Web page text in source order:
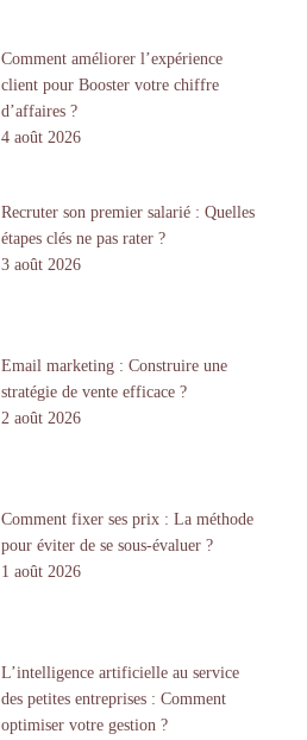
Comment améliorer l’expérience
client pour Booster votre chiffre
d’affaires ?
4 août 2026
Recruter son premier salarié : Quelles
étapes clés ne pas rater ?
3 août 2026
Email marketing : Construire une
stratégie de vente efficace ?
2 août 2026
Comment fixer ses prix : La méthode
pour éviter de se sous-évaluer ?
1 août 2026
L’intelligence artificielle au service
des petites entreprises : Comment
optimiser votre gestion ?